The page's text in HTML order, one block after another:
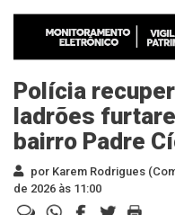
Polícia
ladrões
bairro Padre
por Karem Rodrigues
de 2026 às 11:00